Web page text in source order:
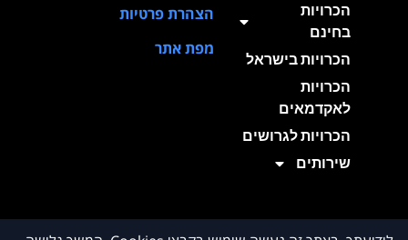
הכרויות
בחינם
הכרויות בישראל
הכרויות
לאקדמאים
הכרויות לגרושים
שירותים
הצהרת פרטיות
מפת אתר